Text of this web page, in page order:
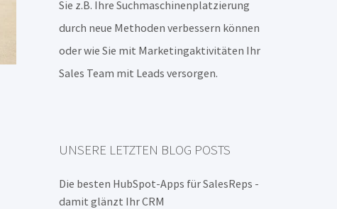
Sie z.B. Ihre Suchmaschinenplatzierung
durch neue Methoden verbessern können
oder wie Sie mit Marketingaktivitäten Ihr
Sales Team mit Leads versorgen.
UNSERE LETZTEN BLOG POSTS
Die besten HubSpot-Apps für SalesReps -
damit glänzt Ihr CRM